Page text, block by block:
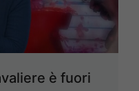
è fuori